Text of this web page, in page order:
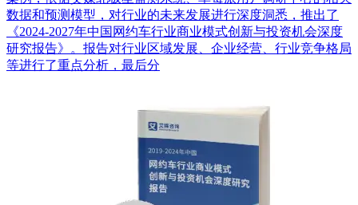
数据和预测模型，对行业的未来发展进行深度洞悉，推出了
《2024-2027年中国网约车行业商业模式创新与投资机会深度
研究报告》。报告对行业区域发展、企业经营、行业竞争格局
等进行了重点分析，最后分